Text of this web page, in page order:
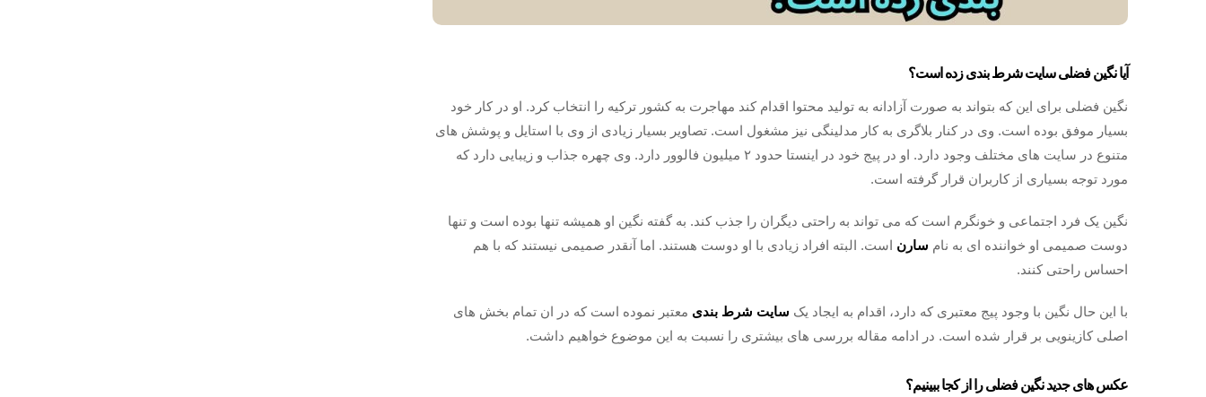
آیا نگین فضلی سایت شرط بندی زده است؟
نگین فضلی برای این که بتواند به صورت آزادانه به تولید محتوا اقدام کند مهاجرت به کشور ترکیه را انتخاب کرد. او در کار خود
بسیار موفق بوده است. وی در کنار بلاگری به کار مدلینگی نیز مشغول است. تصاویر بسیار زیادی از وی با استایل و پوشش های
متنوع در سایت های مختلف وجود دارد. او در پیج خود در اینستا حدود ۲ میلیون فالوور دارد. وی چهره جذاب و زیبایی دارد که
مورد توجه بسیاری از کاربران قرار گرفته است.
نگین یک فرد اجتماعی و خونگرم است که می تواند به راحتی دیگران را جذب کند. به گفته نگین او همیشه تنها بوده است و تنها
دوست صمیمی او خواننده ای به نام سارن است. البته افراد زیادی با او دوست هستند. اما آنقدر صمیمی نیستند که با هم
احساس راحتی کنند.‌
با این حال نگین با وجود پیج معتبری که دارد، اقدام به ایجاد یک سایت شرط بندی معتبر نموده است که در ان تمام بخش های
اصلی کازینویی بر قرار شده است. در ادامه مقاله بررسی های بیشتری را نسبت به این موضوع خواهیم داشت.
عکس های جدید نگین فضلی را از کجا ببینیم؟